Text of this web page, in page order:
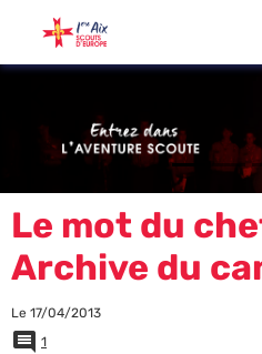
Le mot du
Archive du
Le 17/04/2013
1